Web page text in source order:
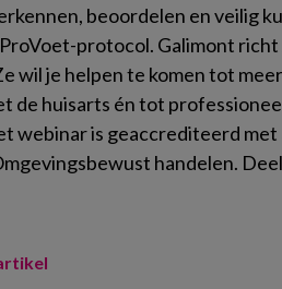
beoordelen en veilig
protocol. Galimont richt
wil je helpen te komen tot meer
de huisarts én tot
webinar is geaccrediteerd met
handelen.